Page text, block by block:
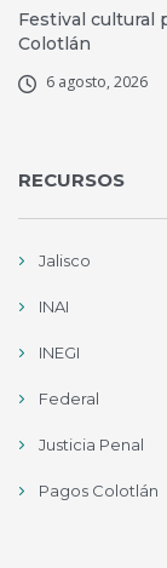
Festival cultural
Colotlán
6 agosto, 2026
RECURSOS
Jalisco
INAI
INEGI
Federal
Justicia Penal
Pagos Colotlán